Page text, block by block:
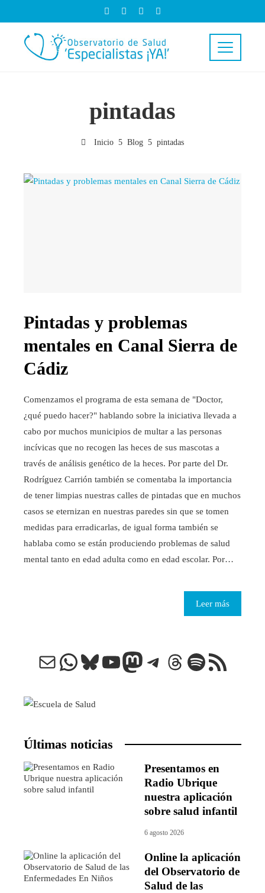
pintadas
Inicio Blog pintadas
Pintadas y problemas
mentales en Canal Sierra de
Cádiz
Comenzamos el programa de esta semana de "Doctor,
¿qué puedo hacer?" hablando sobre la iniciativa llevada a
cabo por muchos municipios de multar a las personas
incívicas que no recogen las heces de sus mascotas a
través de análisis genético de la heces. Por parte del Dr.
Rodríguez Carrión también se comentaba la importancia
de tener limpias nuestras calles de pintadas que en muchos
casos se eternizan en nuestras paredes sin que se tomen
medidas para erradicarlas, de igual forma también se
hablaba como se están produciendo problemas de salud
mental tanto en edad adulta como en edad escolar. Por…
Leer más
Correo electrónico
WhatsApp
Bluesky
YouTube
Mastodon
Telegram
Threads
Spotify
Feed RSS
Últimas noticias
Presentamos en
Radio Ubrique
nuestra aplicación
sobre salud infantil
6 agosto 2026
Online la aplicación
del Observatorio de
Salud de las